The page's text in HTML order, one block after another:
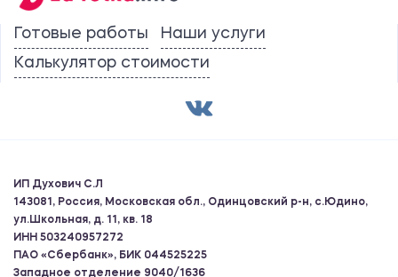
Готовые работы
Наши услуги
Калькулятор стоимости
ИП Духович С.Л
143081, Россия, Московская обл., Одинцовский р-н, с.Юдино,
ул.Школьная, д. 11, кв. 18
ИНН 503240957272
ПАО «Сбербанк», БИК 044525225
Западное отделение 9040/1636